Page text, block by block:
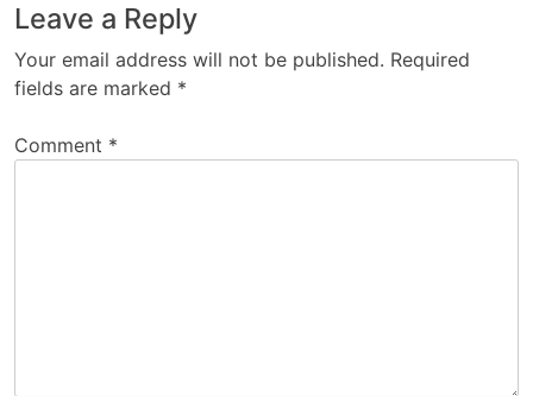
Leave a Reply
Your email address will not be published. Required
fields are marked *
Comment *